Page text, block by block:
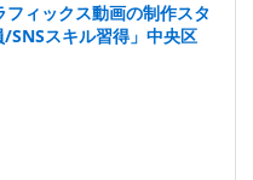
フィックス動画の制作スタ
SNSスキル習得」中央区